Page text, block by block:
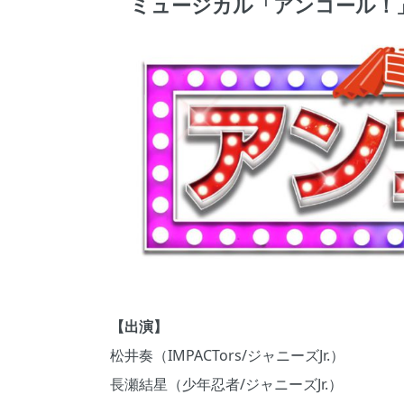
【出演】
松井奏（IMPACTors/ジャニーズJr.）
⻑瀬結星（少年忍者/ジャニーズJr.）